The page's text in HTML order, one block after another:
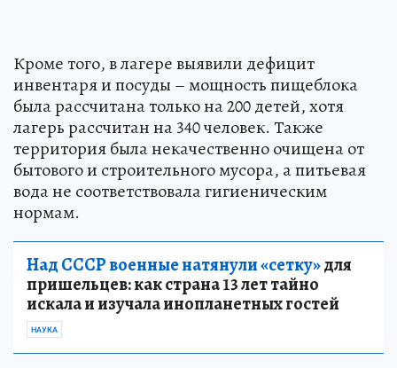
Кроме того, в лагере выявили дефицит
инвентаря и посуды – мощность пищеблока
была рассчитана только на 200 детей, хотя
лагерь рассчитан на 340 человек. Также
территория была некачественно очищена от
бытового и строительного мусора, а питьевая
вода не соответствовала гигиеническим
нормам.
Над СССР военные натянули «сетку»для
пришельцев: как страна 13 лет тайно
искала и изучала инопланетных гостей
НАУКА